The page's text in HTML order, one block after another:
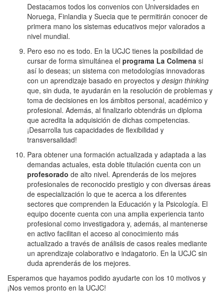
Destacamos todos los convenios con Universidades en
Noruega, Finlandia y Suecia que te permitirán conocer de
primera mano los sistemas educativos mejor valorados a
nivel mundial.
Pero eso no es todo. En la UCJC tienes la posibilidad de
cursar de forma simultánea el programa La Colmena si
así lo deseas; un sistema con metodologías innovadoras
con un aprendizaje basado en proyectos y design thinking
que, sin duda, te ayudarán en la resolución de problemas y
toma de decisiones en los ámbitos personal, académico y
profesional. Además, al finalizarlo obtendrás un diploma
que acredita la adquisición de dichas competencias.
¡Desarrolla tus capacidades de flexibilidad y
transversalidad!
Para obtener una formación actualizada y adaptada a las
demandas actuales, esta doble titulación cuenta con un
profesorado de alto nivel. Aprenderás de los mejores
profesionales de reconocido prestigio y con diversas áreas
de especialización lo que te acerca a los diferentes
sectores que comprenden la Educación y la Psicología. El
equipo docente cuenta con una amplia experiencia tanto
profesional como investigadora y, además, al mantenerse
en activo facilitan el acceso al conocimiento más
actualizado a través de análisis de casos reales mediante
un aprendizaje colaborativo e indagatorio. En la UCJC sin
duda aprenderás de los mejores.
Esperamos que hayamos podido ayudarte con los 10 motivos y
¡Nos vemos pronto en la UCJC!